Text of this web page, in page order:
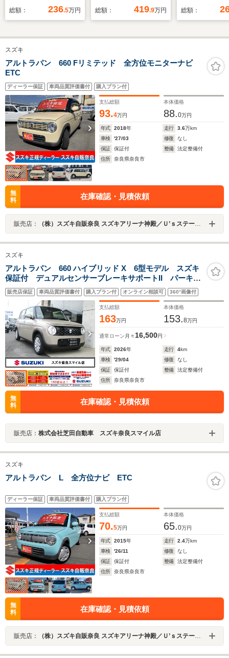
イオーディオ+ナビ9
ーター 前席/車線逸脱
防止支援システム/シ
ート ハーフレザー/ド
ライブレコーダー 前
後
総額： 236.5万円
型ナビ/純正15.6型後
コン/レーンキープア
ブレーキ/両側パワー
バックドア/ハーフレ
ザーシート/オートラ
イト
総額： 419.9万円
ディオ+ナビ8
止支援システ
イブレコーダ
ヘッドランプ
総額：
スズキ
アルトラパン 660 Fリミテッド 全方位モニターナビ
ETC
ディーラー保証 車両品質評価書付 購入プラン付
支払総額
93.4万円
本体価格
88.0万円
年式 2018年 走行 3.6万km
車検
'27/03 修復
なし
保証
保証付 整備
法定整備付
住所
奈良県奈良市
無
料
在庫確認・見積依頼
販売店： （株）スズキ自販奈良 スズキアリーナ神殿／Ｕ’ｓステーション神殿
スズキ
アルトラパン 660 ハイブリッド X 6型モデル スズキ
保証付 デュアルセンサーブレーキサポートII パーキン
グセンサー 車線逸脱抑制機能 LEDヘッドランプ ア
イドリングストップシステム USB電源ソケット 14イ
ンチアルミホイール
販売店保証 車両品質評価書付 購入プラン付 オンライン相談可 360°画像付
支払総額
163万円
本体価格
153.8万円
通常ローン 月々 16,500円
年式 2026年 走行 4km
車検
'29/04 修復
なし
保証
保証付 整備
法定整備付
住所
奈良県奈良市
無
料
在庫確認・見積依頼
販売店： 株式会社芝田自動車 スズキ奈良スマイル店
スズキ
アルトラパン L 全方位ナビ ETC
ディーラー保証 車両品質評価書付 購入プラン付
支払総額
70.5万円
本体価格
65.0万円
年式 2015年 走行 2.4万km
車検
'26/11 修復
なし
保証
保証付 整備
法定整備付
住所
奈良県奈良市
無
料
在庫確認・見積依頼
販売店： （株）スズキ自販奈良 スズキアリーナ神殿／Ｕ’ｓステーション神殿